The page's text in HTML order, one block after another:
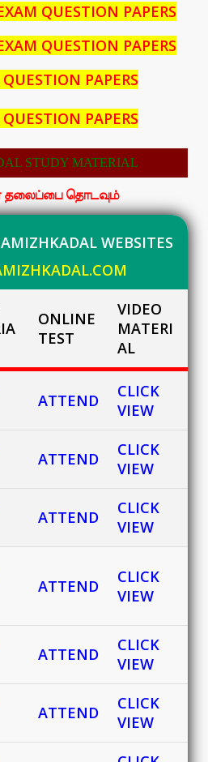
QUESTION PAPERS
QUESTION PAPERS
PAPERS
PAPERS
STUDY MATERIAL
தலைப்பை தொடவும்
WEBSITES
ONLINE
TEST
VIDEO
MATERI
AL
ATTEND
CLICK
VIEW
ATTEND
CLICK
VIEW
ATTEND
CLICK
VIEW
ATTEND
CLICK
VIEW
ATTEND
CLICK
VIEW
ATTEND
CLICK
VIEW